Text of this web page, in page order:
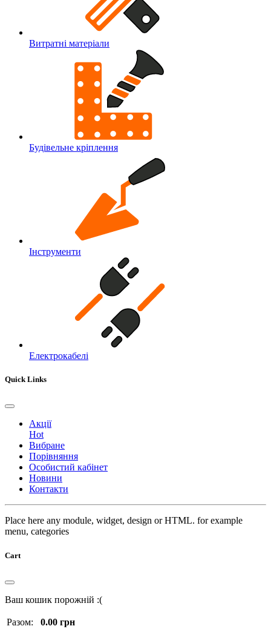
Витратні матеріали
Будівельне кріплення
Інструменти
Електрокабелі
Quick Links
Акції
Hot
Вибране
Порівняння
Особистий кабінет
Новини
Контакти
Place here any module, widget, design or HTML. for example
menu, categories
Cart
Ваш кошик порожній :(
Разом:
0.00 грн